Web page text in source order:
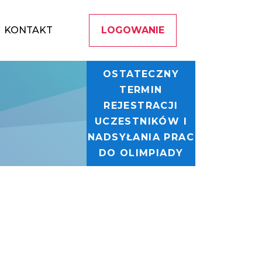
KONTAKT LOGOWANIE
OSTATECZNY
TERMIN
REJESTRACJI
UCZESTNIKÓW I
NADSYŁANIA PRAC
DO OLIMPIADY